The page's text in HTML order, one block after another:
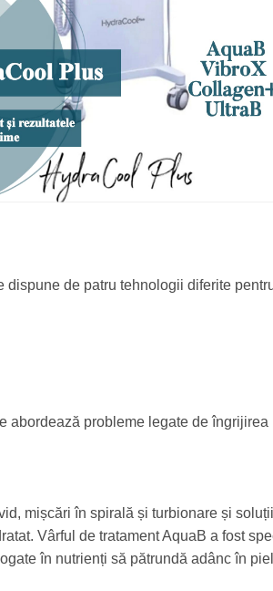
de patru tehnologii diferite
probleme legate de
mișcări în spirală și turbionare și
Vârful de tratament AquaB a fost
în nutrienți să pătrundă adânc în